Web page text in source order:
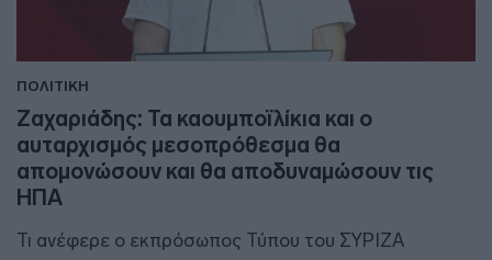
ΠΟΛΙΤΙΚΗ
Ζαχαριάδης: Τα καουμποϊλίκια και ο
αυταρχισμός μεσοπρόθεσμα θα
απομονώσουν και θα αποδυναμώσουν τις
ΗΠΑ
Τι ανέφερε ο εκπρόσωπος Τύπου του ΣΥΡΙΖΑ